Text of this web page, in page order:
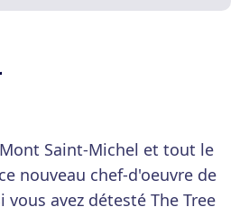
Saint-Michel et tout le
nouveau chef-d'oeuvre de
vous avez détesté The Tree